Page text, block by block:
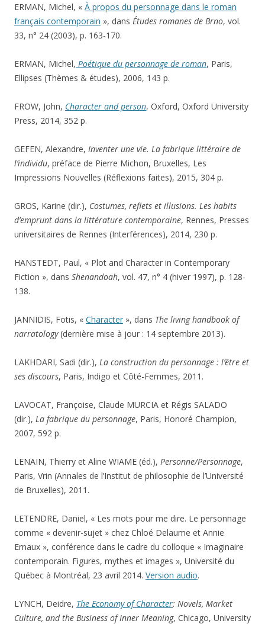
ERMAN, Michel, « À propos du personnage dans le roman
français contemporain », dans Études romanes de Brno, vol.
33, n° 24 (2003), p. 163-170.
ERMAN, Michel, Poétique du personnage de roman, Paris,
Ellipses (Thèmes & études), 2006, 143 p.
FROW, John, Character and person, Oxford, Oxford University
Press, 2014, 352 p.
GEFEN, Alexandre, Inventer une vie. La fabrique littéraire de
l’individu, préface de Pierre Michon, Bruxelles, Les
Impressions Nouvelles (Réflexions faites), 2015, 304 p.
GROS, Karine (dir.), Costumes, reflets et illusions. Les habits
d’emprunt dans la littérature contemporaine, Rennes, Presses
universitaires de Rennes (Interférences), 2014, 230 p.
HANSTEDT, Paul, « Plot and Character in Contemporary
Fiction », dans Shenandoah, vol. 47, n° 4 (hiver 1997), p. 128-
138.
JANNIDIS, Fotis, « Character », dans The living handbook of
narratology(dernière mise à jour : 14 septembre 2013).
LAKHDARI, Sadi (dir.), La construction du personnage : l’être et
ses discours, Paris, Indigo et Côté-Femmes, 2011.
LAVOCAT, Françoise, Claude MURCIA et Régis SALADO
(dir.), La fabrique du personnage, Paris, Honoré Champion,
2007, 592 p.
LENAIN, Thierry et Aline WIAME (éd.), Personne/Personnage,
Paris, Vrin (Annales de l’Institut de philosophie de l’Université
de Bruxelles), 2011.
LETENDRE, Daniel, « Les mots pour me dire. Le personnage
comme « devenir-sujet » chez Chloé Delaume et Annie
Ernaux », conférence dans le cadre du colloque « Imaginaire
contemporain. Figures, mythes et images », Université du
Québec à Montréal, 23 avril 2014. Version audio.
LYNCH, Deidre, The Economy of Character: Novels, Market
Culture, and the Business of Inner Meaning, Chicago, University